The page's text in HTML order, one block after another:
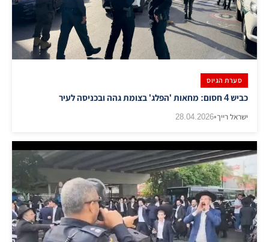
סערת הגיוס
כביש 4 חסום: מחאות 'הפלג' בצומת גהה ובכניסה לעיר
ישראל רייך•
28.04.2026